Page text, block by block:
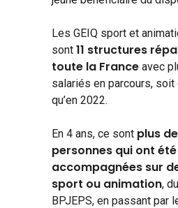
Les GEIQ sport et
sont 11 structures
toute la France avec
salariés en parcours,
qu’en 2022.
En 4 ans, ce sont plus
personnes qui ont été
accompagnées sur
sport ou animation,
BPJEPS, en passant par